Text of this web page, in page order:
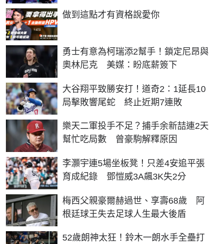
做到這點才有資格說愛你
PR
勇士有意為柯瑞添2幫手！鎖定尼昂與
奧林尼克 美媒：盼底薪簽下
大谷翔平致勝安打！道奇2：1延長10
局擊敗響尾蛇 終止近期7連敗
樂天二軍投手不足？捕手余新喆連2天
幫忙吃局數 曾豪駒解釋原因
李灝宇連5場坐板凳！只差4安追平張
育成紀錄 鄧愷威3A飆3K失2分
梅西父親豪爾赫過世、享壽68歲 阿
根廷球王失去足球人生最大後盾
52歲朗神太狂！鈴木一朗水手全壘打